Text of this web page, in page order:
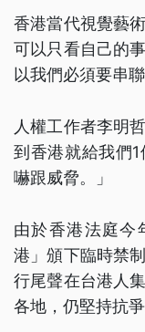
香港當代視覺藝
可以只看自己的
以我們必須要串
人權工作者李明
到香港就給我們
嚇跟威脅。」
由於香港法庭今
港」頒下臨時禁
行尾聲在台港人
各地，仍堅持抗